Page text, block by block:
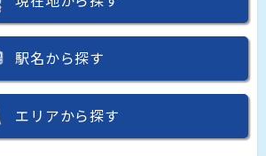
駅名から探す
エリアから探す